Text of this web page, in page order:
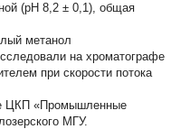
(рН 8,2 ± 0,1), общая
метанол
на хроматографе
при скорости потока
ЦКП «Промышленные
МГУ.